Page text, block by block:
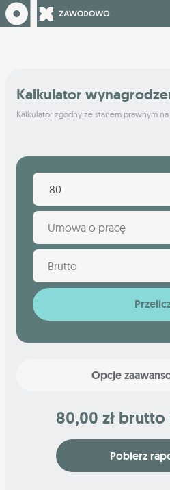
Kalkulator
Kalkulator zgodny ze stanem prawnym
Umowa o pracę
Brutto
Opcje
80,00 zł
Pobierz